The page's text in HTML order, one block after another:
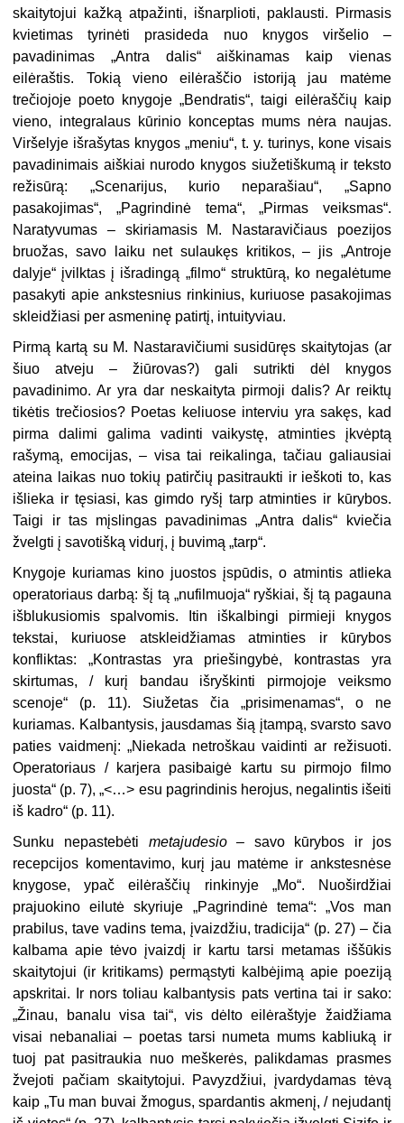
skaitytojui kažką atpažinti, išnarplioti, paklausti. Pirmasis
kvietimas tyrinėti prasideda nuo knygos viršelio –
pavadinimas „Antra dalis“ aiškinamas kaip vienas
eilėraštis. Tokią vieno eilėraščio istoriją jau matėme
trečiojoje poeto knygoje „Bendratis“, taigi eilėraščių kaip
vieno, integralaus kūrinio konceptas mums nėra naujas.
Viršelyje išrašytas knygos „meniu“, t. y. turinys, kone visais
pavadinimais aiškiai nurodo knygos siužetiškumą ir teksto
režisūrą: „Scenarijus, kurio neparašiau“, „Sapno
pasakojimas“, „Pagrindinė tema“, „Pirmas veiksmas“.
Naratyvumas – skiriamasis M. Nastaravičiaus poezijos
bruožas, savo laiku net sulaukęs kritikos, – jis „Antroje
dalyje“ įvilktas į išradingą „filmo“ struktūrą, ko negalėtume
pasakyti apie ankstesnius rinkinius, kuriuose pasakojimas
skleidžiasi per asmeninę patirtį, intuityviau.
Pirmą kartą su M. Nastaravičiumi susidūręs skaitytojas (ar
šiuo atveju – žiūrovas?) gali sutrikti dėl knygos
pavadinimo. Ar yra dar neskaityta pirmoji dalis? Ar reiktų
tikėtis trečiosios? Poetas keliuose interviu yra sakęs, kad
pirma dalimi galima vadinti vaikystę, atminties įkvėptą
rašymą, emocijas, – visa tai reikalinga, tačiau galiausiai
ateina laikas nuo tokių patirčių pasitraukti ir ieškoti to, kas
išlieka ir tęsiasi, kas gimdo ryšį tarp atminties ir kūrybos.
Taigi ir tas mįslingas pavadinimas „Antra dalis“ kviečia
žvelgti į savotišką vidurį, į buvimą „tarp“.
Knygoje kuriamas kino juostos įspūdis, o atmintis atlieka
operatoriaus darbą: šį tą „nufilmuoja“ ryškiai, šį tą pagauna
išblukusiomis spalvomis. Itin iškalbingi pirmieji knygos
tekstai, kuriuose atskleidžiamas atminties ir kūrybos
konfliktas: „Kontrastas yra priešingybė, kontrastas yra
skirtumas, / kurį bandau išryškinti pirmojoje veiksmo
scenoje“ (p. 11). Siužetas čia „prisimenamas“, o ne
kuriamas. Kalbantysis, jausdamas šią įtampą, svarsto savo
paties vaidmenį: „Niekada netroškau vaidinti ar režisuoti.
Operatoriaus / karjera pasibaigė kartu su pirmojo filmo
juosta“ (p. 7), „<…> esu pagrindinis herojus, negalintis išeiti
iš kadro“ (p. 11).
Sunku nepastebėti metajudesio– savo kūrybos ir jos
recepcijos komentavimo, kurį jau matėme ir ankstesnėse
knygose, ypač eilėraščių rinkinyje „Mo“. Nuoširdžiai
prajuokino eilutė skyriuje „Pagrindinė tema“: „Vos man
prabilus, tave vadins tema, įvaizdžiu, tradicija“ (p. 27) – čia
kalbama apie tėvo įvaizdį ir kartu tarsi metamas iššūkis
skaitytojui (ir kritikams) permąstyti kalbėjimą apie poeziją
apskritai. Ir nors toliau kalbantysis pats vertina tai ir sako:
„Žinau, banalu visa tai“, vis dėlto eilėraštyje žaidžiama
visai nebanaliai – poetas tarsi numeta mums kabliuką ir
tuoj pat pasitraukia nuo meškerės, palikdamas prasmes
žvejoti pačiam skaitytojui. Pavyzdžiui, įvardydamas tėvą
kaip „Tu man buvai žmogus, spardantis akmenį, / nejudantį